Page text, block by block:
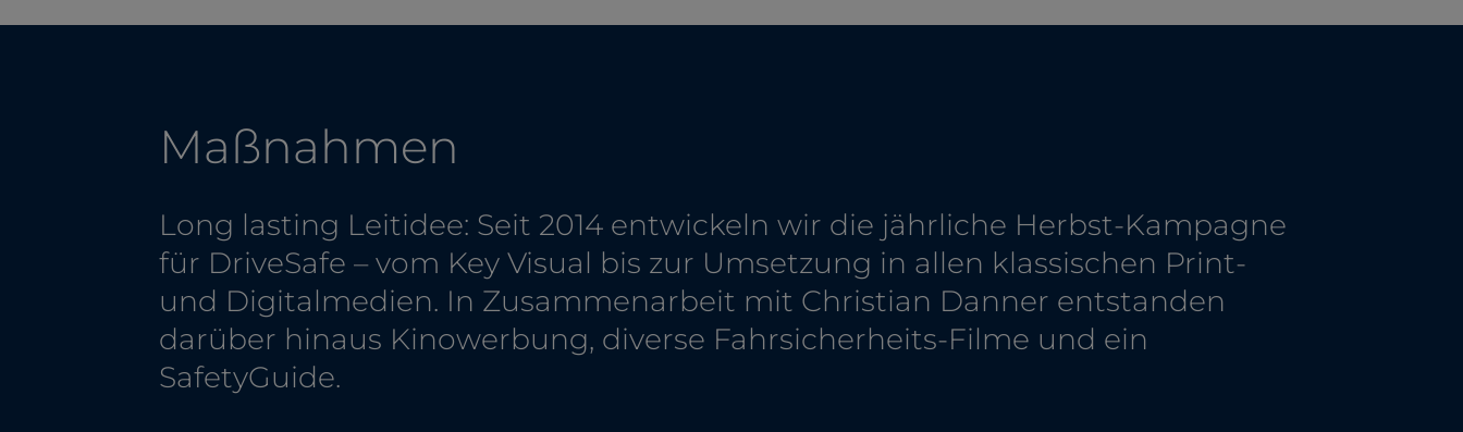
Maßnahmen
Long lasting Leitidee: Seit 2014 entwickeln wir die jährliche Herbst-Kampagne
für DriveSafe – vom Key Visual bis zur Umsetzung in allen klassischen Print-
und Digitalmedien. In Zusammenarbeit mit Christian Danner entstanden
darüber hinaus Kinowerbung, diverse Fahrsicherheits-Filme und ein
SafetyGuide.